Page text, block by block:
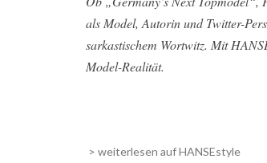
als Model, Autorin und Twitter-
sarkastischem Wortwitz. Mit
Model-Realität.
> weiterlesen auf HANSEstyle